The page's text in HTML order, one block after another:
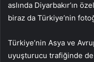
aslında Diyarbakır’ın
biraz da Türkiye’nin
Türkiye’nin Asya ve
uyuşturucu trafiğinde de